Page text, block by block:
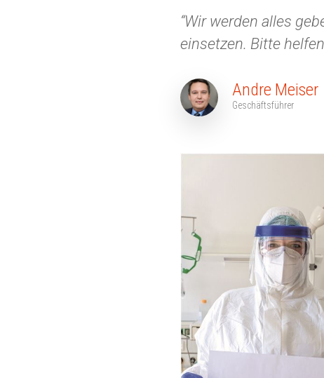
“Wir werden alles
einsetzen. Bitte
Andre Meiser
Geschäftsführer